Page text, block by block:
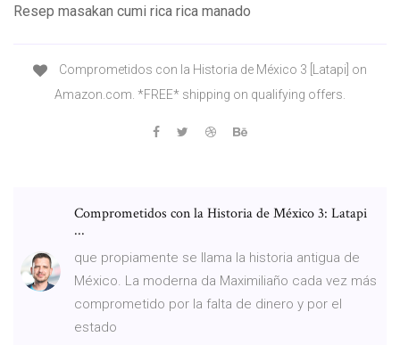
Resep masakan cumi rica rica manado
Comprometidos con la Historia de México 3 [Latapi] on
Amazon.com. *FREE* shipping on qualifying offers.
Comprometidos con la Historia de México 3: Latapi
...
que propiamente se llama la historia antigua de
México. La moderna da Maximiliaño cada vez más
comprometido por la falta de dinero y por el
estado